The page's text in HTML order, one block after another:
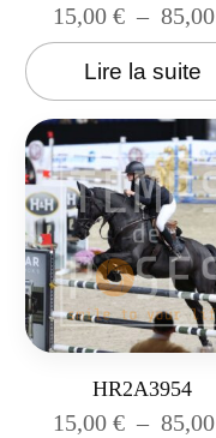
15,00 € – 85,00
Lire la suite
HR2A3954
15,00 € – 85,00